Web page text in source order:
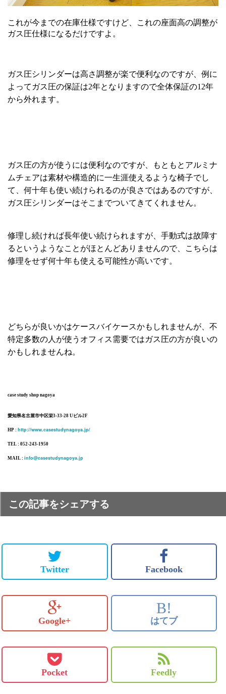
これが今までの在庫仕様ですけど、これの座面高の調整が
ガス圧仕様になるだけですよ。
ガス圧シリンダーは高さ調整が楽で便利なのですが、例に
よってガス圧の保証は2年となりますので全体保証の12年
から外れます。
ガス圧の方が使うには便利なのですが、もともとアルミナ
ムチェアは素材や構造的に一生涯使えるような椅子でし
て、何十年も使い続けられるのが良さではあるのですが、
ガス圧シリンダーはそこまでついてきてくれません。
修理し続ければ長年使い続けられますが、手動式は故障す
るというようなことがほとんどありませんので、こちらは
修理をせず何十年も使える可能性が高いです。
どちらが良いかはケースバイケースかもしれませんが、不
特定多数の人が使うオフィス需要ではガス圧の方が良いの
かもしれませんね。
case study shop nagoya
愛知県名古屋市中区栄3-33-28 Uビル2F
HP : http://www.casestudynagoya.jp/
TEL : 052-243-1950
MAIL : info@casestudynagoya.jp
この記事をシェアする
Twitter Facebook
Google+
B!
はてブ
Pocket Feedly